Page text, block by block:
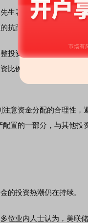
表示：“黄金作为一种
抗跌性。”他认为，这正
资比例和关注衍生品市
比例。与此同时，也要
意资金分配的合理性，
置的一部分，与其他投
投资热潮仍在持续。
业内人士认为，美联